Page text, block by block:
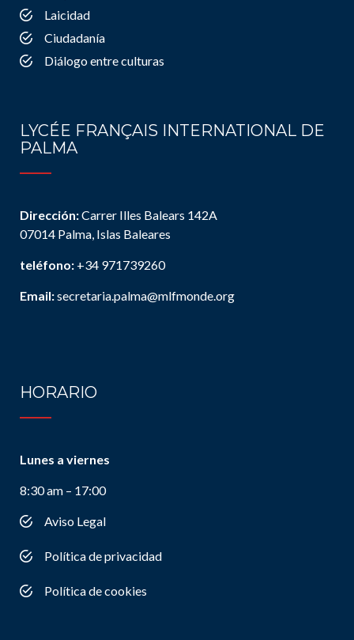
Laicidad
Ciudadanía
Diálogo entre culturas
LYCÉE FRANÇAIS INTERNATIONAL DE
PALMA
Dirección:Carrer Illes Balears 142A
07014 Palma, Islas Baleares
teléfono: +34 971739260
Email:secretaria.palma@mlfmonde.org
HORARIO
Lunes a viernes
8:30 am – 17:00
Aviso Legal
Política de privacidad
Política de cookies